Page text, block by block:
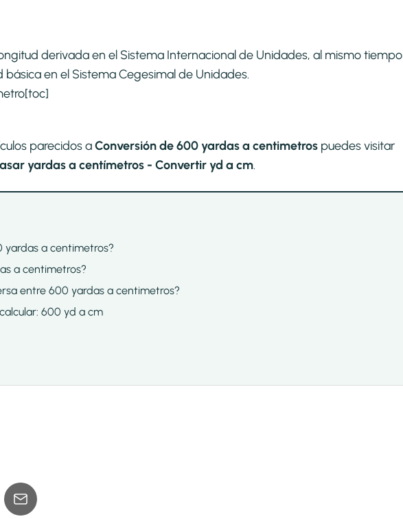
derivada en el Sistema Internacional de Unidades, al mismo tiempo
en el Sistema Cegesimal de Unidades.
[toc]
parecidos aConversión de 600 yardas a centimetros puedes visitar
yardas a centímetros - Convertir yd a cm.
yardas a centimetros?
a centimetros?
entre 600 yardas a centimetros?
600 yd a cm